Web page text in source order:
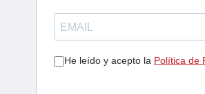
He leído y acepto la Política de